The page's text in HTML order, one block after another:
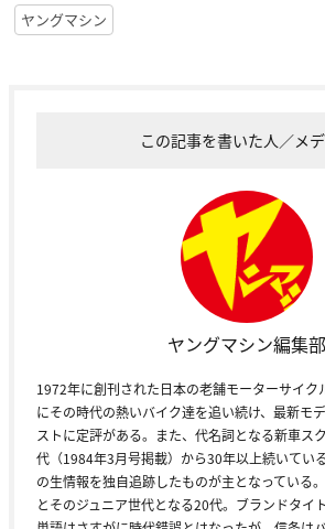
ヤングマシン
この記事を書いた人／メ
ヤングマシン編集部
1972年に創刊された日本の老舗モーターサイク
にその時代の熱いバイク達を追い続け、最新モ
ストに定評がある。また、代名詞となる新車ス
代（1984年3月号掲載）から30年以上続いてい
の生情報を独自追跡したものが主となっている
とそのジュニア世代となる20代。ブランドタイ